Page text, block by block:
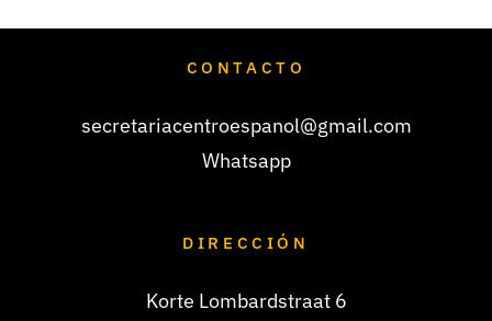
CONTACTO
secretariacentroespanol@gmail.com
Whatsapp
DIRECCIÓN
Korte Lombardstraat 6